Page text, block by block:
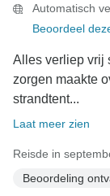
Automatisch
Beoordeel
Alles verliep vrij
zorgen maakte
strandtent...
Laat meer zien
Reisde in
Beoordeling